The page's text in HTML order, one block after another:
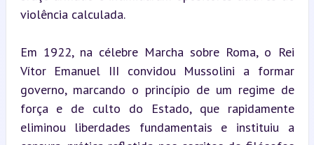
violência calculada.
Em 1922, na célebre Marcha sobre Roma, o Rei
Vítor Emanuel III convidou Mussolini a formar
governo, marcando o princípio de um regime de
força e de culto do Estado, que rapidamente
eliminou liberdades fundamentais e instituiu a